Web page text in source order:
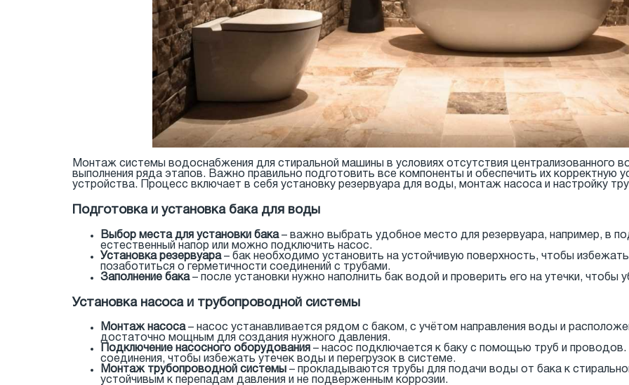
Монтаж системы водоснабжения для стиральной машины в условиях отсутствия централизованного
выполнения ряда этапов. Важно правильно подготовить все компоненты и обеспечить их корректную
устройства. Процесс включает в себя установку резервуара для воды, монтаж насоса и настройку
Подготовка и установка бака для воды
Выбор места для установки бака– важно выбрать удобное место для резервуара, например, в
естественный напор или можно подключить насос.
Установка резервуара– бак необходимо установить на устойчивую поверхность, чтобы
позаботиться о герметичности соединений с трубами.
Заполнение бака– после установки нужно наполнить бак водой и проверить его на утечки, чтобы
Установка насоса и трубопроводной системы
Монтаж насоса– насос устанавливается рядом с баком, с учётом направления воды и
достаточно мощным для создания нужного давления.
Подключение насосного оборудования – насос подключается к баку с помощью труб и
соединения, чтобы избежать утечек воды и перегрузок в системе.
Монтаж трубопроводной системы – прокладываются трубы для подачи воды от бака к
устойчивым к перепадам давления и не подверженным коррозии.